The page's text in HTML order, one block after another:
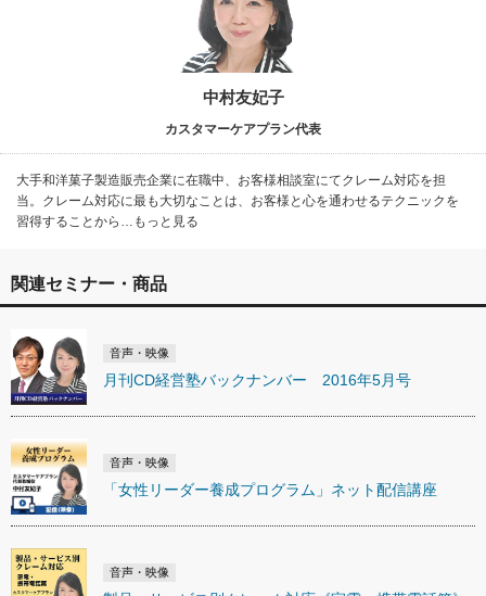
中村友妃子
カスタマーケアプラン代表
大手和洋菓子製造販売企業に在職中、お客様相談室にてクレーム対応を担
当。クレーム対応に最も大切なことは、お客様と心を通わせるテクニックを
習得することから…もっと見る
関連セミナー・商品
音声・映像
月刊CD経営塾バックナンバー 2016年5月号
音声・映像
「女性リーダー養成プログラム」ネット配信講座
音声・映像